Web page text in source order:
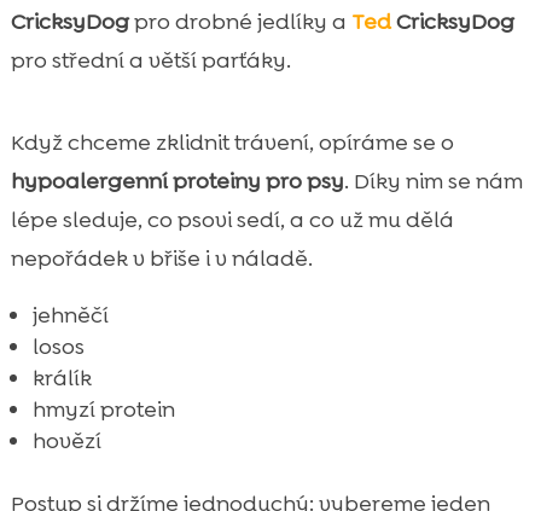
CricksyDogpro drobné jedlíky a TedCricksyDog
pro střední a větší parťáky.
Když chceme zklidnit trávení, opíráme se o
hypoalergenní proteiny pro psy. Díky nim se nám
lépe sleduje, co psovi sedí, a co už mu dělá
nepořádek v břiše i v náladě.
jehněčí
losos
králík
hmyzí protein
hovězí
Postup si držíme jednoduchý: vybereme jeden